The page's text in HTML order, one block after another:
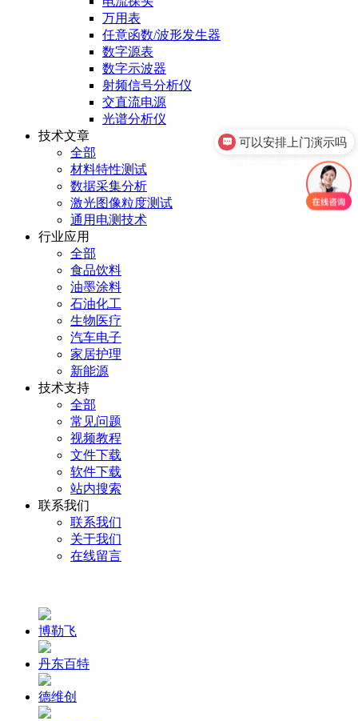
万用表
任意函数/波形发生器
数字源表
数字示波器
射频信号分析仪
交直流电源
光谱分析仪
技术文章
全部
材料特性测试
数据采集分析
激光图像粒度测试
通用电测技术
行业应用
全部
食品饮料
油墨涂料
石油化工
生物医疗
汽车电子
家居护理
新能源
技术支持
全部
常见问题
视频教程
文件下载
软件下载
站内搜索
联系我们
联系我们
关于我们
在线留言
博勒飞
丹东百特
德维创
你们是官方代理吗